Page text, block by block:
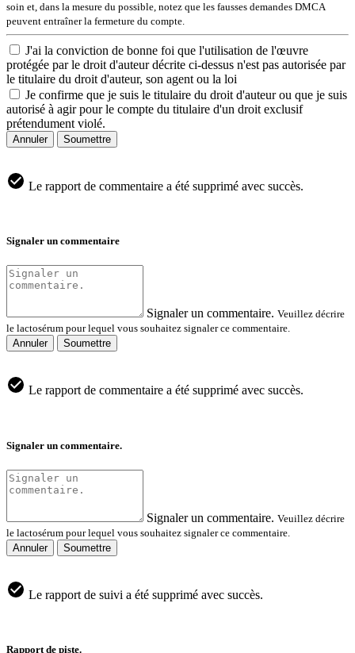
soin et, dans la mesure du possible, notez que les fausses demandes DMCA
peuvent entraîner la fermeture du compte.
J'ai la conviction de bonne foi que l'utilisation de l'œuvre
protégée par le droit d'auteur décrite ci-dessus n'est pas autorisée par
le titulaire du droit d'auteur, son agent ou la loi
Je confirme que je suis le titulaire du droit d'auteur ou que je suis
autorisé à agir pour le compte du titulaire d'un droit exclusif
prétendument violé.
Annuler Soumettre
Le rapport de commentaire a été supprimé avec succès.
Signaler un commentaire
Signaler un commentaire. Veuillez décrire
le lactosérum pour lequel vous souhaitez signaler ce commentaire.
Annuler
Soumettre
Le rapport de commentaire a été supprimé avec succès.
Signaler un commentaire.
Signaler un commentaire. Veuillez décrire
le lactosérum pour lequel vous souhaitez signaler ce commentaire.
Annuler
Soumettre
Le rapport de suivi a été supprimé avec succès.
Rapport de piste.